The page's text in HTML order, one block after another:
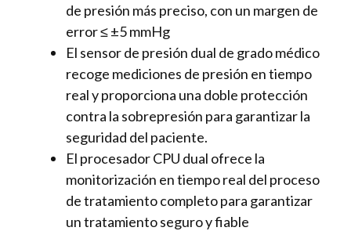
de presión más preciso, con un margen de
error ≤ ±5 mmHg
El sensor de presión dual de grado médico
recoge mediciones de presión en tiempo
real y proporciona una doble protección
contra la sobrepresión para garantizar la
seguridad del paciente.
El procesador CPU dual ofrece la
monitorización en tiempo real del proceso
de tratamiento completo para garantizar
un tratamiento seguro y fiable